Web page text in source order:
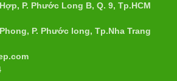
P. Phước Long B, Q. 9, Tp.HCM
P. Phước long, Tp.Nha Trang